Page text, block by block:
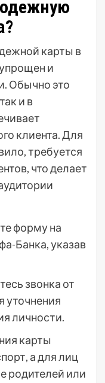
карты в
и
Обычно это
и в
клиента. Для
требуется
что делает
форму на
Банка, указав
звонка от
уточнения
личности.
карты
а для лиц
родителей или